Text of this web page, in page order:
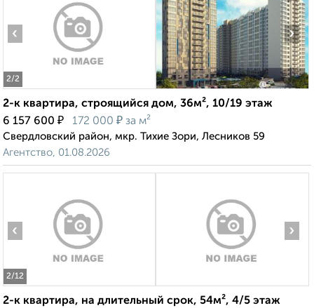
2/2
‹ ›
2-к квартира, строящийся дом, 36м², 10/19 этаж
6 157 600 ₽ 172 000 ₽ за м²
Свердловский район, мкр. Тихие Зори, Лесников 59
Агентство, 01.08.2026
2/12
‹ ›
2-к квартира, на длительный срок, 54м², 4/5 этаж